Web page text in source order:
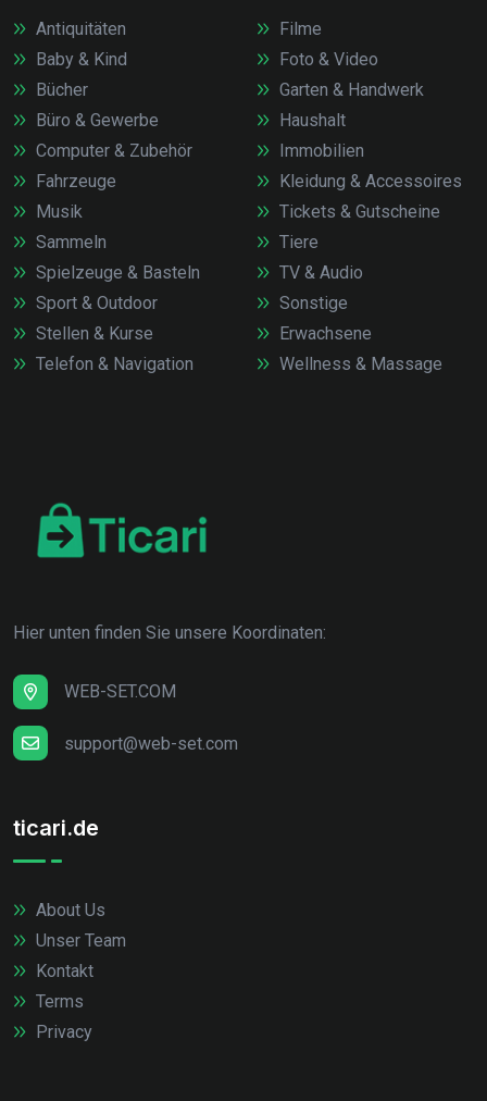
Antiquitäten
Baby & Kind
Bücher
Büro & Gewerbe
Computer & Zubehör
Fahrzeuge
Filme
Foto & Video
Garten & Handwerk
Haushalt
Immobilien
Kleidung & Accessoires
Musik
Sammeln
Spielzeuge & Basteln
Sport & Outdoor
Stellen & Kurse
Telefon & Navigation
Tickets & Gutscheine
Tiere
TV & Audio
Sonstige
Erwachsene
Wellness & Massage
Hier unten finden Sie unsere Koordinaten:
WEB-SET.COM
support@web-set.com
ticari.de
About Us
Unser Team
Kontakt
Terms
Privacy